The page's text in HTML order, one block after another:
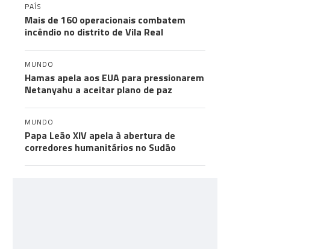
PAÍS
Mais de 160 operacionais combatem
incêndio no distrito de Vila Real
MUNDO
Hamas apela aos EUA para pressionarem
Netanyahu a aceitar plano de paz
MUNDO
Papa Leão XIV apela à abertura de
corredores humanitários no Sudão